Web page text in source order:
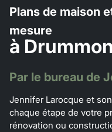
Plans de maison
mesure
à
Par le bureau de
Jennifer Larocque et
chaque étape de votre
rénovation ou